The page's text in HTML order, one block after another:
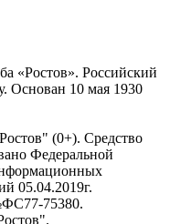
«Ростов». Российский
Основан 10 мая 1930
(0+). Средство
Федеральной
05.04.2019г.
75380.